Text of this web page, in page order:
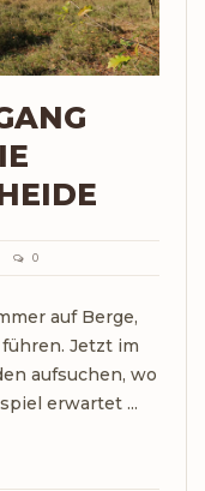
0
auf Berge,
Jetzt im
aufsuchen, wo
erwartet ...